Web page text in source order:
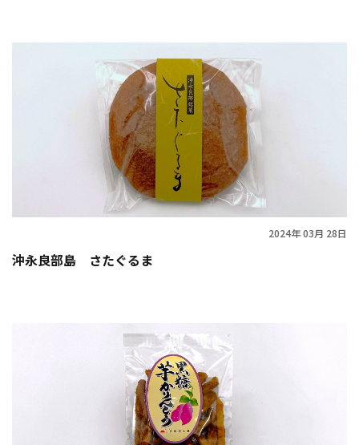
2024年 03月 28日
沖永良部島 さたぐるま